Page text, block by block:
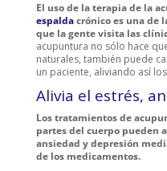
El uso de la terapia de la
espaldacrónico es una de
que la gente visita las
acupuntura no sólo hace
naturales, también puede
un paciente, aliviando así
Alivia el estrés,
Los tratamientos de
partes del cuerpo pueden
ansiedad y depresión
de los medicamentos.